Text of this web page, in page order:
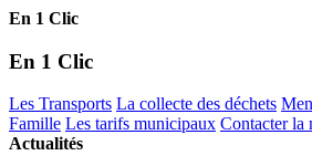
En 1 Clic
En 1 Clic
Les Transports La collecte des déchets
Famille Les tarifs municipaux Contacter la
Actualités